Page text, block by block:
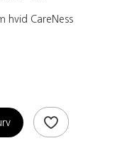
hvid CareNess